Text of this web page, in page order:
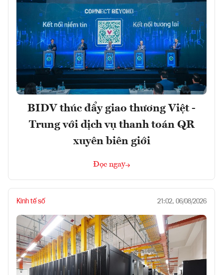
BIDV thúc đẩy giao thương Việt -
Trung với dịch vụ thanh toán QR
xuyên biên giới
Đọc ngay
Kinh tế số 21:02, 06/08/2026